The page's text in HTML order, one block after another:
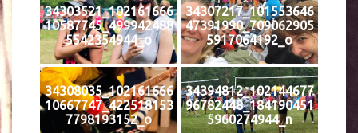
34303521_102161666
10587745_499942488
5542354944_o
34307217_101553646
47391990_709062905
5917064192_o
34308035_102161666
10667747_422518153
7798193152_o
34394812_102144677
96782448_184190451
5960274944_n